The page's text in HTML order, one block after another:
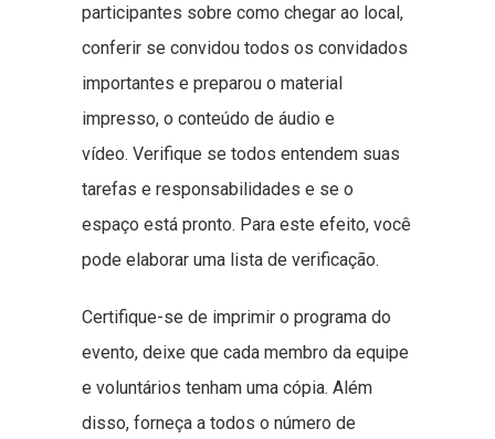
participantes sobre como chegar ao local,
conferir se convidou todos os convidados
importantes e preparou o material
impresso, o conteúdo de áudio e
vídeo. Verifique se todos entendem suas
tarefas e responsabilidades e se o
espaço está pronto. Para este efeito, você
pode elaborar uma lista de verificação.
Certifique-se de imprimir o programa do
evento, deixe que cada membro da equipe
e voluntários tenham uma cópia. Além
disso, forneça a todos o número de